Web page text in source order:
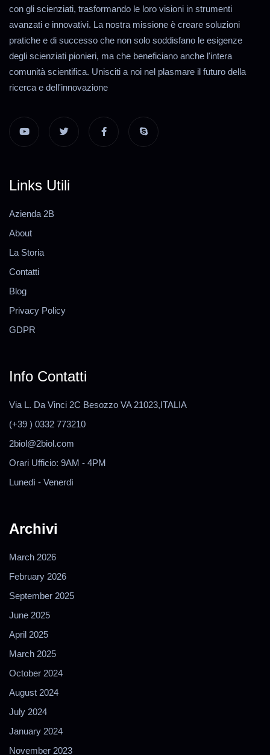
con gli scienziati, trasformando le loro visioni in strumenti
avanzati e innovativi. La nostra missione è creare soluzioni
pratiche e di successo che non solo soddisfano le esigenze
degli scienziati pionieri, ma che beneficiano anche l'intera
comunità scientifica. Unisciti a noi nel plasmare il futuro della
ricerca e dell'innovazione
Links Utili
Azienda 2B
About
La Storia
Contatti
Blog
Privacy Policy
GDPR
Info Contatti
Via L. Da Vinci 2C Besozzo VA 21023,ITALIA
(+39 ) 0332 773210
2biol@2biol.com
Orari Ufficio: 9AM - 4PM
Lunedì - Venerdì
Archivi
March 2026
February 2026
September 2025
June 2025
April 2025
March 2025
October 2024
August 2024
July 2024
January 2024
November 2023